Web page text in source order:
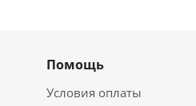
Помощь
Условия оплаты